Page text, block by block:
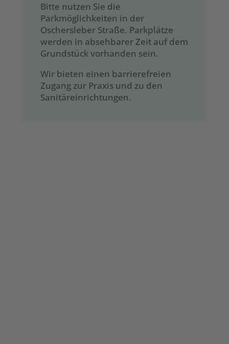
Bitte nutzen Sie die
Parkmöglichkeiten in der
Oschersleber Straße. Parkplätze
werden in absehbarer Zeit auf dem
Grundstück vorhanden sein.
Wir bieten einen barrierefreien
Zugang zur Praxis und zu den
Sanitäreinrichtungen.